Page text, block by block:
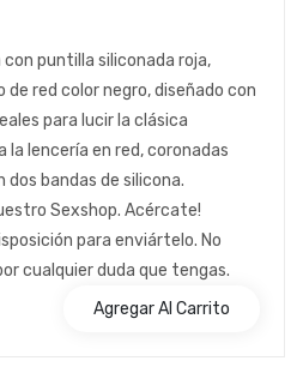
puntilla siliconada roja,
red color negro, diseñado con
para lucir la clásica
lencería en red, coronadas
bandas de silicona.
Sexshop. Acércate!
para enviártelo. No
cualquier duda que tengas.
Agregar Al Carrito